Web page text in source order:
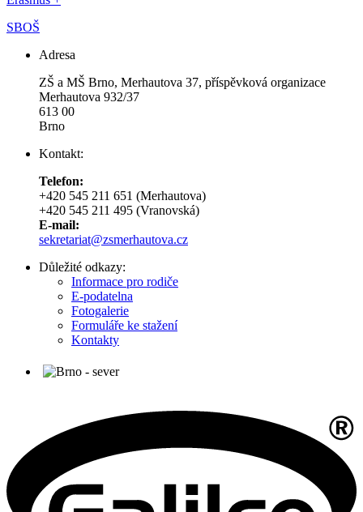
SBOŠ
Adresa
ZŠ a MŠ Brno, Merhautova 37, příspěvková organizace
Merhautova 932/37
613 00
Brno
Kontakt:
Telefon:
+420 545 211 651 (Merhautova)
+420 545 211 495 (Vranovská)
E-mail:
sekretariat@zsmerhautova.cz
Důležité odkazy:
Informace pro rodiče
E-podatelna
Fotogalerie
Formuláře ke stažení
Kontakty